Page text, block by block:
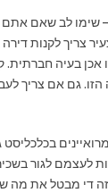
– שימו לב שאם
צריך לקנות
אכן בעיה
גם אם צריך
בכלכליסט
לעצמם לגור
די מבטל את מה